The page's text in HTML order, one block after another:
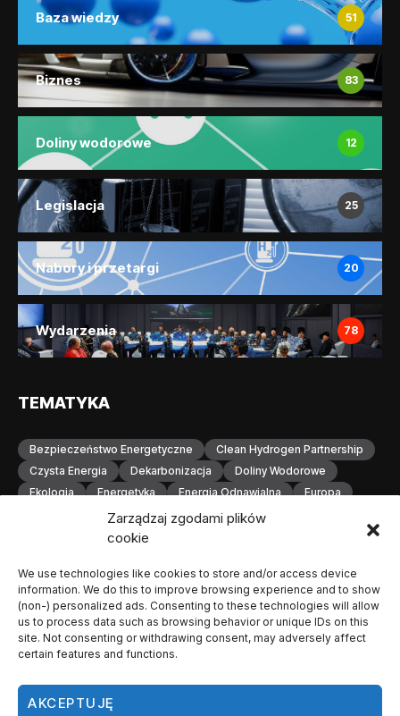
Zarządzaj zgodami plików
cookie
We use technologies like cookies to store and/or access device
information. We do this to improve browsing experience and to show
(non-) personalized ads. Consenting to these technologies will allow
us to process data such as browsing behavior or unique IDs on this
site. Not consenting or withdrawing consent, may adversely affect
certain features and functions.
AKCEPTUJĘ
Baza wiedzy 51
Biznes 83
Doliny wodorowe 12
Legislacja 25
Nabory i przetargi 20
Wydarzenia 78
TEMATYKA
Bezpieczeństwo Energetyczne
Clean Hydrogen Partnership
Czysta Energia
Dekarbonizacja
Doliny Wodorowe
Ekologia
Energetyka Energia Odnawialna
Europa
Gospodarka Wodorowa
H2
Hydrogen Europe
Infrastruktura Wodorowa
Magazynowanie Energii
Magazynowanie Wodoru
Małopolska
Neutralność Klimatyczna
Odnawialne Źródła Energii
Ogniwa Paliwowe
Orlen
OZE
Polska Produkcja Wodoru
Przemysł
Technologia Wodorowa
Technologie Wodorowe
Transformacja Energetyczna